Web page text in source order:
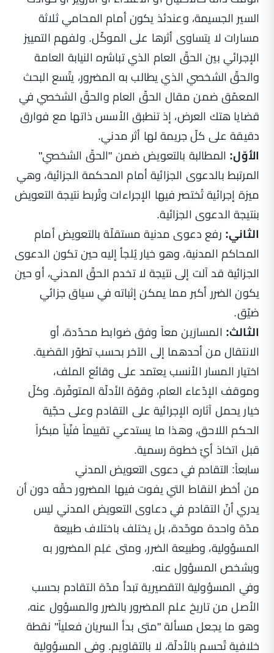
السير الجسيمة، وعندئذ يكون أمام المحامي ثلاثة
مسارات لا يتساوى أثرها على الموكّل. ولفهم التمييز
الإجرائي بين الحقّ العام الذي تباشره النيابة العامة
والحقّ الشخصي الذي يطالب به المضرور، يتّسع البحث
المعمّق ضمن مقال
الحقّ العام والحقّ الشخصي في
قضايا هتك العرض، إذ تنطبق الأسس ذاتها مع فوارق
دقيقة على كلّ جريمة لها أثر مدني.
الأوّل: المطالبة بالتعويض ضمن "الحقّ الشخصي"
المرتبط بالدعوى الجزائية أمام المحكمة الجزائية، وهي
ميزة إجرائية تُختصر فيها الإجراءات وتُربط نتيجة التعويض
بنتيجة الدعوى الجزائية.
الثاني: رفع دعوى مدنية مستقلّة بالتعويض أمام
المحاكم المدنية، وهو خيار يُلجأ إليه حين تكون الدعوى
الجزائية قد آلت إلى نتيجة لا تخدم الحقّ المدني، أو حين
يكون الضرر أكبر مما يمكن إثباته في سياق جزائي
ضيّق.
الثالث: المسارَين معاً وفق ضوابط محدّدة، أو
الانتقال من أحدهما إلى الآخر بحسب تطوّر القضية.
اختيار المسار الأنسب يعتمد على وقائع الملف،
وموقف الإدّعاء العام، وقوّة الأدلّة المتوفّرة. وكلّ
خيار يحمل آثاره الإجرائية على التقادم وعلى حجّية
الحكم اللاحق، وهذا ما يستدعي تقييماً فنّياً مبكراً
قبل اتخاذ أيّ خطوة رسمية.
سابعاً: التقادم في دعوى التعويض المدني
من أخطر النقاط التي يفوت فيها المضرور حقّه دون أن
يدري أنّ التقادم في دعاوى التعويض المدني ليس
مدّة واحدة موحّدة، بل يختلف باختلاف طبيعة
المسؤولية، وطبيعة الضرر، ومتى عَلِم المضرور به
وبشخص المسؤول عنه.
وفي المسؤولية التقصيرية تبدأ مدّة التقادم بحسب
الأصل من تاريخ علم المضرور بالضرر والمسؤول عنه،
وهو ما يجعل مسألة "متى بدأ السريان فعلياً" نقطة
خلافية تُحسم بالأدلّة، لا بالتقاويم. وفي المسؤولية